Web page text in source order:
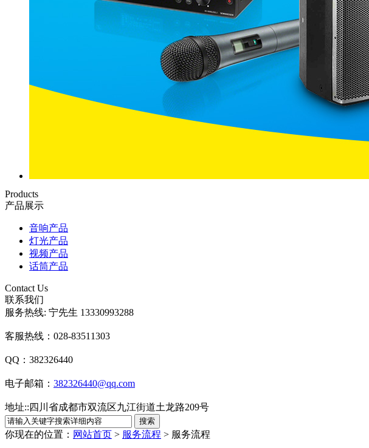
Products
产品展示
音响产品
灯光产品
视频产品
话筒产品
Contact Us
联系我们
服务热线: 宁先生 13330993288
客服热线：028-83511303
QQ：382326440
电子邮箱： 382326440@qq.com
地址:: 四川省成都市双流区九江街道土龙路209号
你现在的位置： 网站首页 > 服务流程 > 服务流程